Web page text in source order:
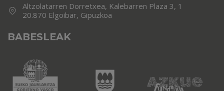
Altzolatarren Dorretxea, Kalebarren Plaza 3, 1
20.870 Elgoibar, Gipuzkoa
BABESLEAK